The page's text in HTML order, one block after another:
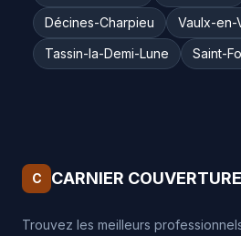
Décines-Charpieu
Vaulx-en-
Tassin-la-Demi-Lune
Saint-
C CARNIER
Trouvez les meilleurs